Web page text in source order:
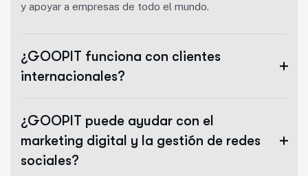
y apoyar a empresas de todo el mundo.
¿GOOPIT funciona con clientes
internacionales?
¿GOOPIT puede ayudar con el
marketing digital y la gestión de redes
sociales?